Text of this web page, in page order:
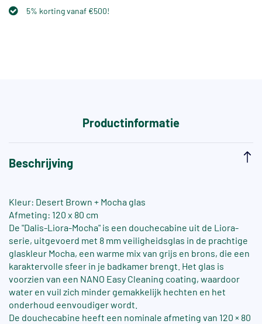
5% korting vanaf €500!
Productinformatie
Beschrijving
Kleur: Desert Brown + Mocha glas
Afmeting: 120 x 80 cm
De "Dalis-Liora-Mocha" is een douchecabine uit de Liora-
serie, uitgevoerd met 8 mm veiligheidsglas in de prachtige
glaskleur Mocha, een warme mix van grijs en brons, die een
karaktervolle sfeer in je badkamer brengt. Het glas is
voorzien van een NANO Easy Cleaning coating, waardoor
water en vuil zich minder gemakkelijk hechten en het
onderhoud eenvoudiger wordt.
De douchecabine heeft een nominale afmeting van 120 × 80